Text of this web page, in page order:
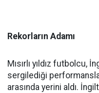
Rekorların Adamı
Mısırlı yıldız futbolcu,
sergilediği
arasında yerini aldı.